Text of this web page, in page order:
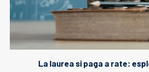
La laurea si paga a rate: